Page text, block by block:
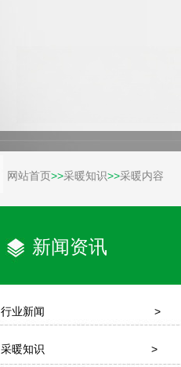
网站首页>>采暖知识>>采暖内容
新闻资讯
行业新闻 >
采暖知识 >